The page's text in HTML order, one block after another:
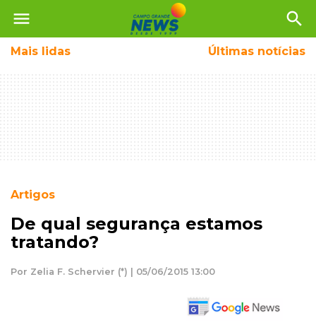
menu search
Mais lidas Últimas notícias
Artigos
De qual segurança estamos
tratando?
Por Zelia F. Schervier (*) | 05/06/2015 13:00